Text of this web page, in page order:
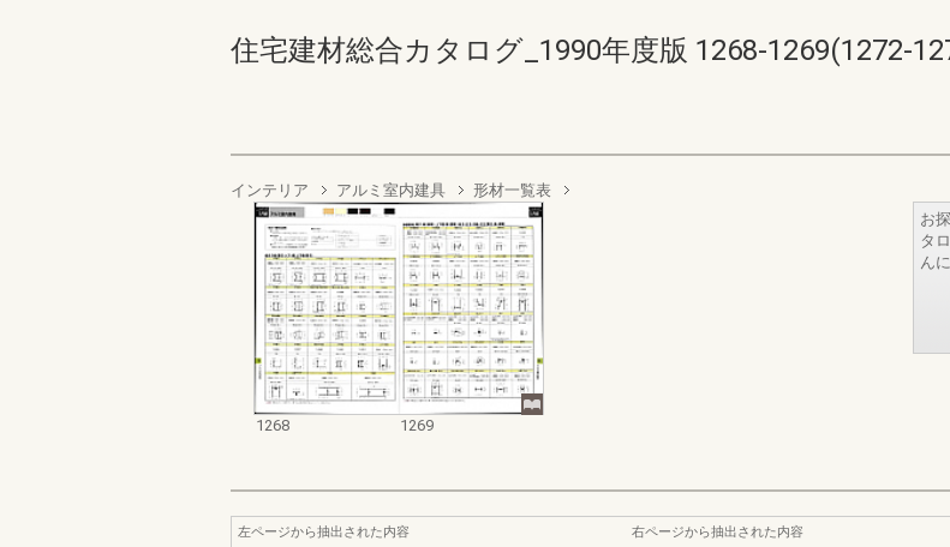
住宅建材総合カタログ_1990年度版 1268-1269(1272-
インテリア アルミ室内建具 形材一覧表
1268 1269
お
タ
ん
左ページから抽出された内容
右ページから抽出された内容